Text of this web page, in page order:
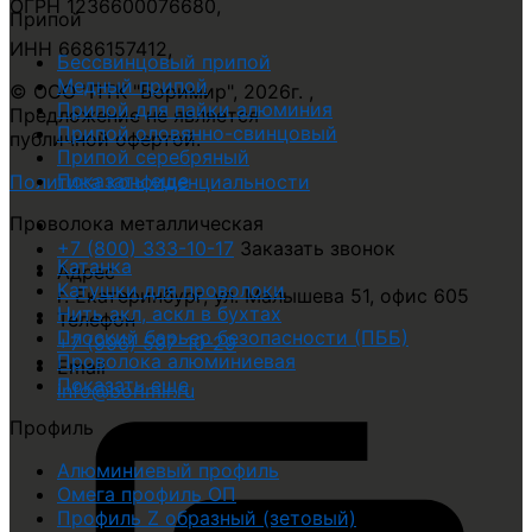
Припой
Бессвинцовый припой
Медный припой
Припой для пайки алюминия
Припой оловянно-свинцовый
Припой серебряный
Показать еще
Проволока металлическая
Катанка
Катушки для проволоки
Нить акл, аскл в бухтах
Плоский барьер безопасности (ПББ)
Проволока алюминиевая
Показать еще
Профиль
Алюминиевый профиль
Омега профиль ОП
Профиль Z образный (зетовый)
ОГРН 1236600076680,
ИНН 6686157412,
© ООО "ПТК "Боримир", 2026г. ,
Предложение не является
публичной офертой.
Политика конфиденциальности
+7 (800) 333-10-17 Заказать звонок
Адрес
г. Екатеринбург, ул. Малышева 51, офис 605
Телефон
+7 (996) 597-10-29
Email
info@borimir.ru